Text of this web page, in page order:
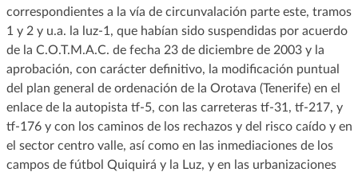
correspondientes a la vía de circunvalación parte este, tramos
1 y 2 y u.a. la luz-1, que habían sido suspendidas por acuerdo
de la C.O.T.M.A.C. de fecha 23 de diciembre de 2003 y la
aprobación, con carácter definitivo, la modificación puntual
del plan general de ordenación de la Orotava (Tenerife) en el
enlace de la autopista tf-5, con las carreteras tf-31, tf-217, y
tf-176 y con los caminos de los rechazos y del risco caído y en
el sector centro valle, así como en las inmediaciones de los
campos de fútbol Quiquirá y la Luz, y en las urbanizaciones